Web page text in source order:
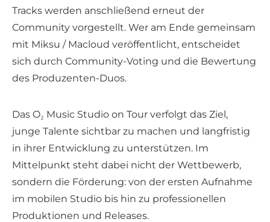
Tracks werden anschließend erneut der
Community vorgestellt. Wer am Ende gemeinsam
mit Miksu / Macloud veröffentlicht, entscheidet
sich durch Community-Voting und die Bewertung
des Produzenten-Duos.
Das O₂ Music Studio on Tour verfolgt das Ziel,
junge Talente sichtbar zu machen und langfristig
in ihrer Entwicklung zu unterstützen. Im
Mittelpunkt steht dabei nicht der Wettbewerb,
sondern die Förderung: von der ersten Aufnahme
im mobilen Studio bis hin zu professionellen
Produktionen und Releases.